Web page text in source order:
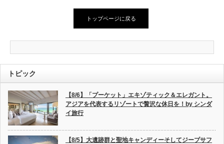
トップページに戻る
トピック
【8/6】「プーケット」エキゾティック＆エレガント。
アジアを代表するリゾートで贅沢な休日を！by シンダ
イ旅行
【8/5】大遺跡群と聖地キャンディーそしてジープサフ